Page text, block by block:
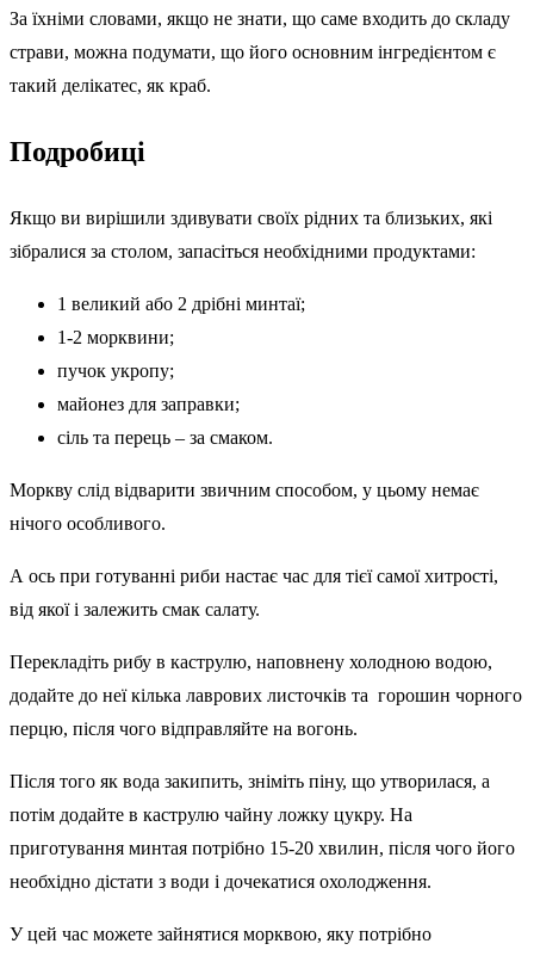
За їхніми словами, якщо не знати, що саме входить до складу
страви, можна подумати, що його основним інгредієнтом є
такий делікатес, як краб.
Подробиці
Якщо ви вирішили здивувати своїх рідних та близьких, які
зібралися за столом, запасіться необхідними продуктами:
1 великий або 2 дрібні минтаї;
1-2 морквини;
пучок укропу;
майонез для заправки;
сіль та перець – за смаком.
Моркву слід відварити звичним способом, у цьому немає
нічого особливого.
А ось при готуванні риби настає час для тієї самої хитрості,
від якої і залежить смак салату.
Перекладіть рибу в каструлю, наповнену холодною водою,
додайте до неї кілька лаврових листочків та горошин чорного
перцю, після чого відправляйте на вогонь.
Після того як вода закипить, зніміть піну, що утворилася, а
потім додайте в каструлю чайну ложку цукру. На
приготування минтая потрібно 15-20 хвилин, після чого його
необхідно дістати з води і дочекатися охолодження.
У цей час можете зайнятися морквою, яку потрібно